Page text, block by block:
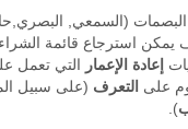
من البصمات (السمعي,
استرجاع قائمة الشراء
إعادة الإعمار التي تعمل
على التعرف (على سبيل
).